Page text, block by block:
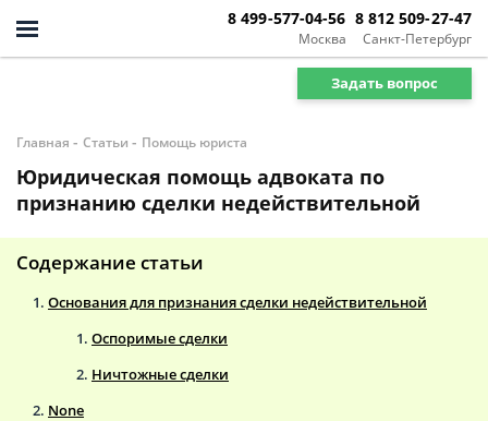
Москва
8 499-577-04-56
Санкт-Петербург
8 812 509-27-47
Задать вопрос
Главная - Статьи - Помощь юриста
Юридическая помощь адвоката по
признанию сделки недействительной
Содержание статьи
Основания для признания сделки недействительной
Оспоримые сделки
Ничтожные сделки
None